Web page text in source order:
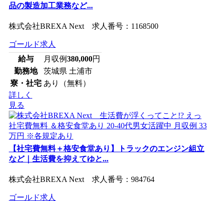
品の製造加工業務など...
株式会社BREXA Next 求人番号：1168500
ゴールド求人
給与
月収例380,000円
勤務地
茨城県 土浦市
寮・社宅 あり（無料）
詳しく
見る
【社宅費無料＋格安食堂あり】トラックのエンジン組立
など｜生活費を抑えてゆと...
株式会社BREXA Next 求人番号：984764
ゴールド求人